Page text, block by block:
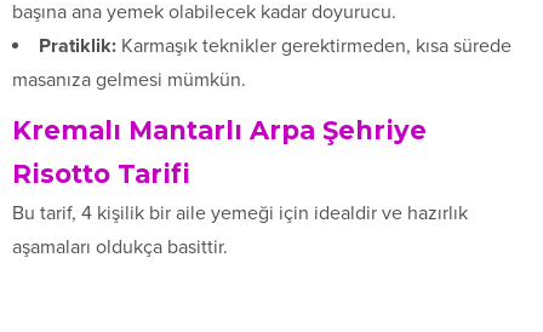
başına ana yemek olabilecek kadar doyurucu.
Pratiklik: Karmaşık teknikler gerektirmeden, kısa sürede
masanıza gelmesi mümkün.
Kremalı Mantarlı Arpa Şehriye
Risotto Tarifi
Bu tarif, 4 kişilik bir aile yemeği için idealdir ve hazırlık
aşamaları oldukça basittir.